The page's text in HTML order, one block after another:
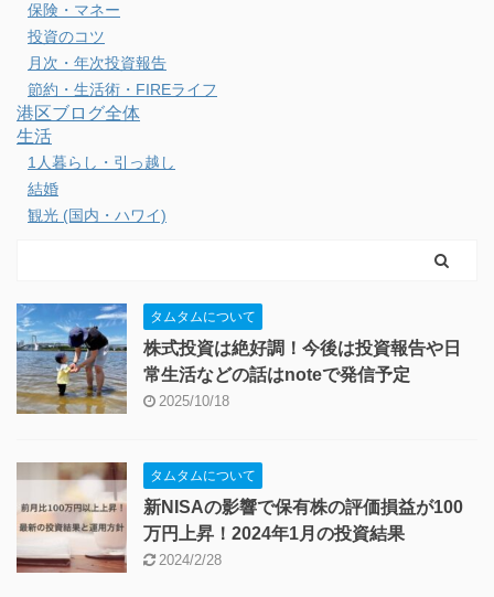
保険・マネー
投資のコツ
月次・年次投資報告
節約・生活術・FIREライフ
港区ブログ全体
生活
1人暮らし・引っ越し
結婚
観光 (国内・ハワイ)
タムタムについて
株式投資は絶好調！今後は投資報告や日
常生活などの話はnoteで発信予定
2025/10/18
タムタムについて
新NISAの影響で保有株の評価損益が100
万円上昇！2024年1月の投資結果
2024/2/28